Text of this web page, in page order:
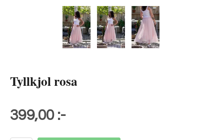
Tyllkjol rosa
399,00 :-